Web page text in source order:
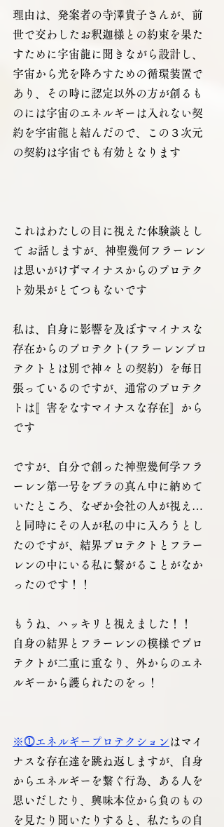
理由は、発案者の寺澤貴子さんが、前
世で交わしたお釈迦様との約束を果た
すために宇宙龍に聞きながら設計し、
宇宙から光を降ろすための循環装置で
あり、その時に認定以外の方が創るも
のには宇宙のエネルギーは入れない契
約を宇宙龍と結んだので、この３次元
の契約は宇宙でも有効となります
これはわたしの目に視えた体験談とし
て お話しますが、神聖幾何フラーレン
は思いがけずマイナスからのプロテク
ト効果がとてつもないです
私は、自身に影響を及ぼすマイナスな
存在からのプロテクト(フラーレンプロ
テクトとは別で神々との契約）を毎日
張っているのですが、通常のプロテク
トは〚害をなすマイナスな存在〛から
です
ですが、自分で創った神聖幾何学フラ
ーレン第一号をブラの真ん中に納めて
いたところ、なぜか会社の人が視え…
と同時にその人が私の中に入ろうとし
たのですが、結界プロテクトとフラー
レンの中にいる私に繋がることがなか
ったのです！！
もうね、ハッキリと視えました！！
自身の結界とフラーレンの模様でプロ
テクトが二重に重なり、外からのエネ
ルギーから護られたのをっ！
※⓵エネルギープロテクションはマイ
ナスな存在達を跳ね返しますが、自身
からエネルギーを繋ぐ行為、ある人を
思いだしたり、興味本位から負のもの
を見たり聞いたりすると、私たちの自